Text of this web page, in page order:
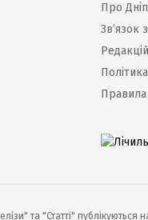
Про
Зв’язок
Правила
та "Статті" публікуються